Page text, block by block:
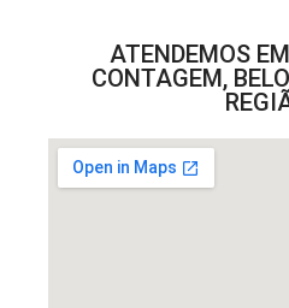
ATENDEMOS
CONTAGEM,